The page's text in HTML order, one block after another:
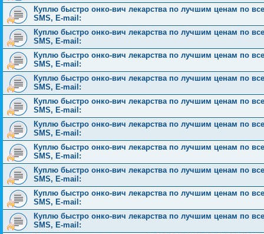
Куплю быстро онко-вич лекарства по лучшим ценам по
SMS, E-mail:
Куплю быстро онко-вич лекарства по лучшим ценам по
SMS, E-mail:
Куплю быстро онко-вич лекарства по лучшим ценам по
SMS, E-mail:
Куплю быстро онко-вич лекарства по лучшим ценам по
SMS, E-mail:
Куплю быстро онко-вич лекарства по лучшим ценам по
SMS, E-mail:
Куплю быстро онко-вич лекарства по лучшим ценам по
SMS, E-mail:
Куплю быстро онко-вич лекарства по лучшим ценам по
SMS, E-mail:
Куплю быстро онко-вич лекарства по лучшим ценам по
SMS, E-mail:
Куплю быстро онко-вич лекарства по лучшим ценам по
SMS, E-mail:
Куплю быстро онко-вич лекарства по лучшим ценам по
SMS, E-mail: